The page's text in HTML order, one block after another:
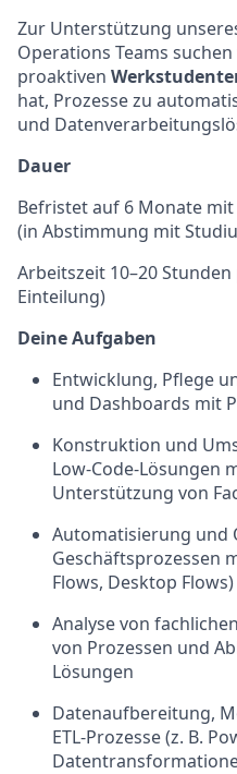
Zur Unterstützung
Operations Teams
proaktiven
hat, Prozesse zu
und
Dauer
Befristet auf 6 Monate
(in Abstimmung mit
Arbeitszeit 10–20
Einteilung)
Deine Aufgaben
Entwicklung, Pflege
und Dashboards mit
Konstruktion und
Low‑Code‑Lösungen
Unterstützung von
Automatisierung und
Geschäftsprozessen
Flows, Desktop Flows)
Analyse von
von Prozessen und
Lösungen
Datenaufbereitung,
ETL‑Prozesse (z. B.